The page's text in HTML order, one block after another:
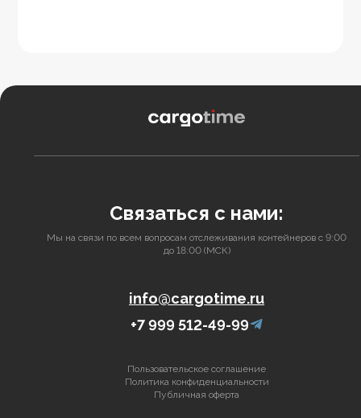
Связаться с нами:
Мы на связи по всем вопросам отслеживания контейнеров с 9:00
до 18:00 (МСК)
info@cargotime.ru
+7 999 512-49-99
Пользовательское соглашение
Политика конфиденциальности
Публичная оферта